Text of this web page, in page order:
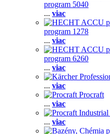
program 5040
... viac
program 1278
... viac
program 6260
... viac
... viac
Procraft
... viac
... viac